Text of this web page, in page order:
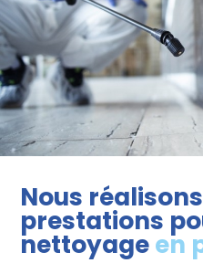
Nous
prestations
nettoyageen